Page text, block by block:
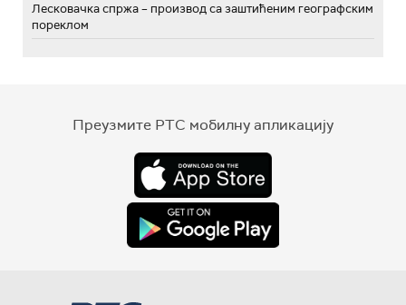
Лесковачка спржа – производ са заштићеним географским
пореклом
Преузмите РТС мобилну апликацију